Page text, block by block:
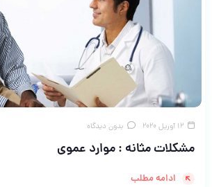
12 آوریل 2020 بدون دیدگاه
مشکلات مثانه : موارد عموی
ادامه مطلب